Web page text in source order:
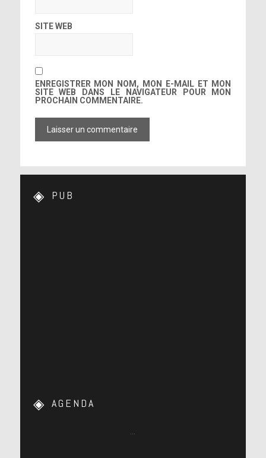
SITE WEB
ENREGISTRER MON NOM, MON E-MAIL ET MON
SITE WEB DANS LE NAVIGATEUR POUR MON
PROCHAIN COMMENTAIRE.
PUB
AGENDA